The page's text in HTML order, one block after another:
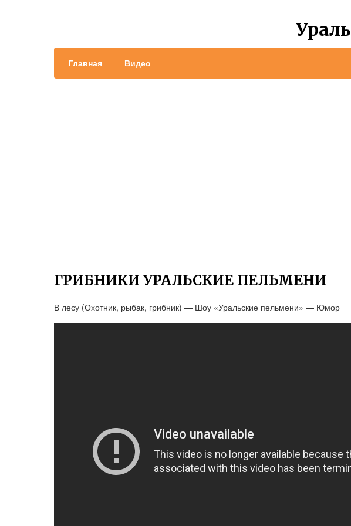
Главная Видео
ГРИБНИКИ УРАЛЬСКИЕ ПЕЛЬМЕНИ
В лесу (Охотник, рыбак, грибник) — Шоу «Уральские пельмени» — Юмор